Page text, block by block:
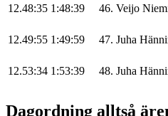
12.48:35 1:48:39 46. Veijo
12.49:55 1:49:59 47. Juha
12.53:34 1:53:39 48. Juha
Dagordning alltså